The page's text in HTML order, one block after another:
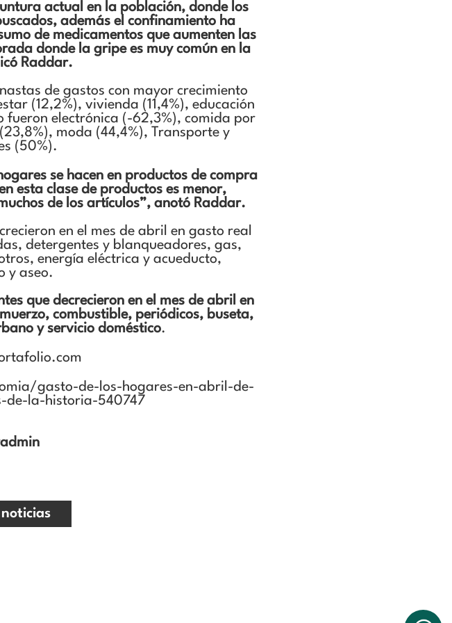
actual en la población, donde los
además el confinamiento ha
de medicamentos que aumenten las
donde la gripe es muy común en la
Raddar.
de gastos con mayor crecimiento
(12,2%), vivienda (11,4%), educación
fueron electrónica (-62,3%), comida por
moda (44,4%), Transporte y
(50%).
se hacen en productos de compra
esta clase de productos es menor,
de los artículos”, anotó Raddar.
en el mes de abril en gasto real
detergentes y blanqueadores, gas,
energía eléctrica y acueducto,
y aseo.
que decrecieron en el mes de abril en
combustible, periódicos, buseta,
y servicio doméstico.
gasto-de-los-hogares-en-abril-de-
de-la-historia-540747